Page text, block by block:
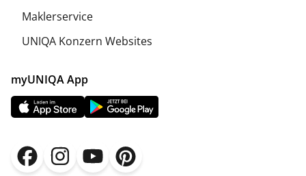
Maklerservice
UNIQA Konzern Websites
myUNIQA App